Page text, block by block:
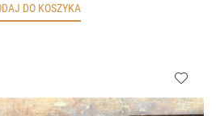
DO KOSZYKA